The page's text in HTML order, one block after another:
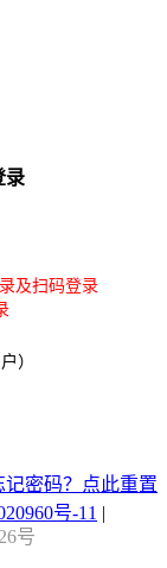
录
及扫码登录
）
记密码？点此重置
号-11 |
号